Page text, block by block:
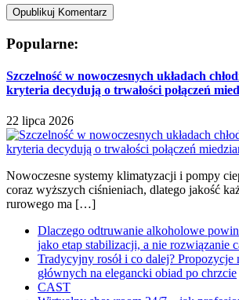
Popularne:
Szczelność w nowoczesnych układach
kryteria decydują o trwałości połączeń
22 lipca 2026
Nowoczesne systemy klimatyzacji i pompy
coraz wyższych ciśnieniach, dlatego jakość
rurowego ma […]
Dlaczego odtruwanie alkoholowe
jako etap stabilizacji, a nie rozwiązanie
Tradycyjny rosół i co dalej? Propozycje
głównych na elegancki obiad po chrzcie
CAST